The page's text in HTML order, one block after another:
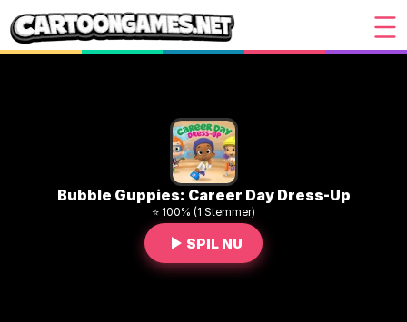
Bubble Guppies: Career Day Dress-Up
⭐ 100% (1 Stemmer)
SPIL NU